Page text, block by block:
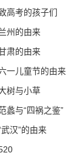
高考的孩子们
州的由来
肃的由来
一儿童节的由来
树与小草
蠡与“四祸之鉴”
武汉”的由来